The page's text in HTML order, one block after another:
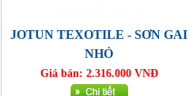
JOTUN TEXOTILE - SƠN GAI
NHỎ
Giá bán: 2.316.000 VNĐ